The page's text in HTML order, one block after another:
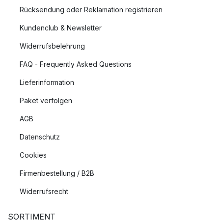
Rücksendung oder Reklamation registrieren
Kundenclub & Newsletter
Widerrufsbelehrung
FAQ - Frequently Asked Questions
Lieferinformation
Paket verfolgen
AGB
Datenschutz
Cookies
Firmenbestellung / B2B
Widerrufsrecht
SORTIMENT